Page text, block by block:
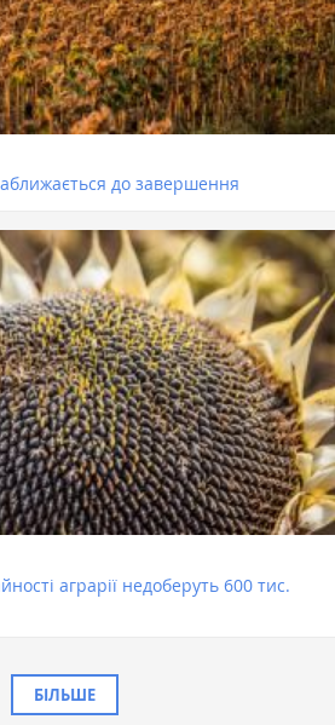
до завершення
аграрії недоберуть 600 тис.
БІЛЬШЕ